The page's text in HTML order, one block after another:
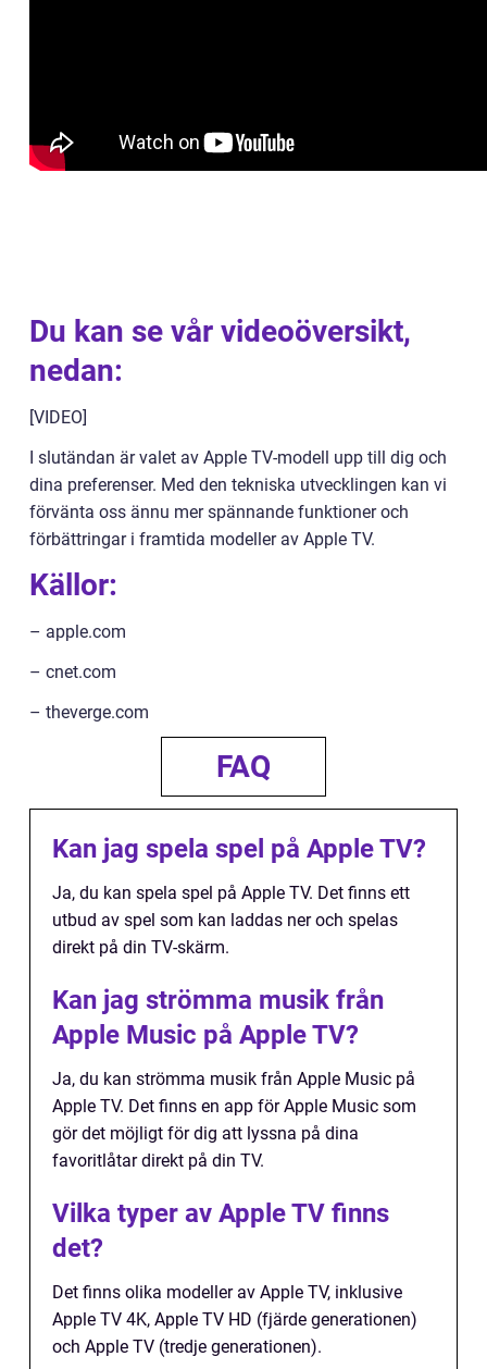
Du kan se vår videoöversikt,
nedan:
[VIDEO]
I slutändan är valet av Apple TV-modell upp till dig och
dina preferenser. Med den tekniska utvecklingen kan vi
förvänta oss ännu mer spännande funktioner och
förbättringar i framtida modeller av Apple TV.
Källor:
– apple.com
– cnet.com
– theverge.com
FAQ
Kan jag spela spel på Apple TV?
Ja, du kan spela spel på Apple TV. Det finns ett
utbud av spel som kan laddas ner och spelas
direkt på din TV-skärm.
Kan jag strömma musik från
Apple Music på Apple TV?
Ja, du kan strömma musik från Apple Music på
Apple TV. Det finns en app för Apple Music som
gör det möjligt för dig att lyssna på dina
favoritlåtar direkt på din TV.
Vilka typer av Apple TV finns
det?
Det finns olika modeller av Apple TV, inklusive
Apple TV 4K, Apple TV HD (fjärde generationen)
och Apple TV (tredje generationen).